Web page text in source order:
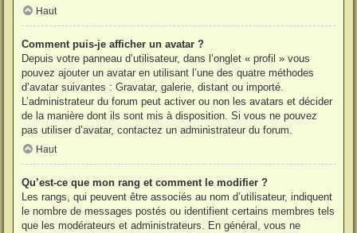
Haut
Comment puis-je afficher un avatar ?
Depuis votre panneau d’utilisateur, dans l’onglet « profil » vous
pouvez ajouter un avatar en utilisant l’une des quatre méthodes
d’avatar suivantes : Gravatar, galerie, distant ou importé.
L’administrateur du forum peut activer ou non les avatars et décider
de la manière dont ils sont mis à disposition. Si vous ne pouvez
pas utiliser d’avatar, contactez un administrateur du forum.
Haut
Qu’est-ce que mon rang et comment le modifier ?
Les rangs, qui peuvent être associés au nom d’utilisateur, indiquent
le nombre de messages postés ou identifient certains membres tels
que les modérateurs et administrateurs. En général, vous ne